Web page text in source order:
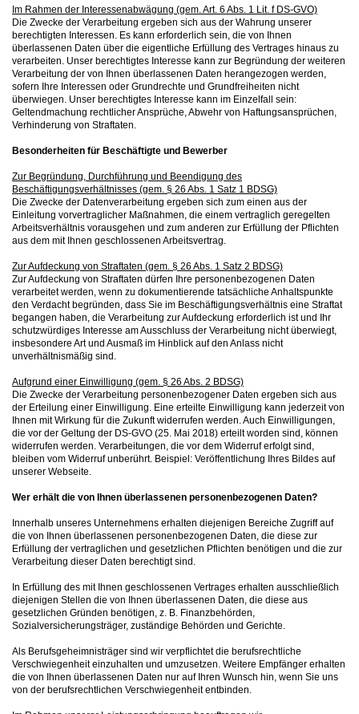
Im Rahmen der Interessenabwägung (gem. Art. 6 Abs. 1 Lit. f DS-GVO)
Die Zwecke der Verarbeitung ergeben sich aus der Wahrung unserer
berechtigten Interessen. Es kann erforderlich sein, die von Ihnen
überlassenen Daten über die eigentliche Erfüllung des Vertrages hinaus zu
verarbeiten. Unser berechtigtes Interesse kann zur Begründung der weiteren
Verarbeitung der von Ihnen überlassenen Daten herangezogen werden,
sofern Ihre Interessen oder Grundrechte und Grundfreiheiten nicht
überwiegen. Unser berechtigtes Interesse kann im Einzelfall sein:
Geltendmachung rechtlicher Ansprüche, Abwehr von Haftungsansprüchen,
Verhinderung von Straftaten.
Besonderheiten für Beschäftigte und Bewerber
Zur Begründung, Durchführung und Beendigung des
Beschäftigungsverhältnisses (gem. § 26 Abs. 1 Satz 1 BDSG)
Die Zwecke der Datenverarbeitung ergeben sich zum einen aus der
Einleitung vorvertraglicher Maßnahmen, die einem vertraglich geregelten
Arbeitsverhältnis vorausgehen und zum anderen zur Erfüllung der Pflichten
aus dem mit Ihnen geschlossenen Arbeitsvertrag.
Zur Aufdeckung von Straftaten (gem. § 26 Abs. 1 Satz 2 BDSG)
Zur Aufdeckung von Straftaten dürfen Ihre personenbezogenen Daten
verarbeitet werden, wenn zu dokumentierende tatsächliche Anhaltspunkte
den Verdacht begründen, dass Sie im Beschäftigungsverhältnis eine Straftat
begangen haben, die Verarbeitung zur Aufdeckung erforderlich ist und Ihr
schutzwürdiges Interesse am Ausschluss der Verarbeitung nicht überwiegt,
insbesondere Art und Ausmaß im Hinblick auf den Anlass nicht
unverhältnismäßig sind.
Aufgrund einer Einwilligung (gem. § 26 Abs. 2 BDSG)
Die Zwecke der Verarbeitung personenbezogener Daten ergeben sich aus
der Erteilung einer Einwilligung. Eine erteilte Einwilligung kann jederzeit von
Ihnen mit Wirkung für die Zukunft widerrufen werden. Auch Einwilligungen,
die vor der Geltung der DS-GVO (25. Mai 2018) erteilt worden sind, können
widerrufen werden. Verarbeitungen, die vor dem Widerruf erfolgt sind,
bleiben vom Widerruf unberührt. Beispiel: Veröffentlichung Ihres Bildes auf
unserer Webseite.
Wer erhält die von Ihnen überlassenen personenbezogenen Daten?
Innerhalb unseres Unternehmens erhalten diejenigen Bereiche Zugriff auf
die von Ihnen überlassenen personenbezogenen Daten, die diese zur
Erfüllung der vertraglichen und gesetzlichen Pflichten benötigen und die zur
Verarbeitung dieser Daten berechtigt sind.
In Erfüllung des mit Ihnen geschlossenen Vertrages erhalten ausschließlich
diejenigen Stellen die von Ihnen überlassenen Daten, die diese aus
gesetzlichen Gründen benötigen, z. B. Finanzbehörden,
Sozialversicherungsträger, zuständige Behörden und Gerichte.
Als Berufsgeheimnisträger sind wir verpflichtet die berufsrechtliche
Verschwiegenheit einzuhalten und umzusetzen. Weitere Empfänger erhalten
die von Ihnen überlassenen Daten nur auf Ihren Wunsch hin, wenn Sie uns
von der berufsrechtlichen Verschwiegenheit entbinden.